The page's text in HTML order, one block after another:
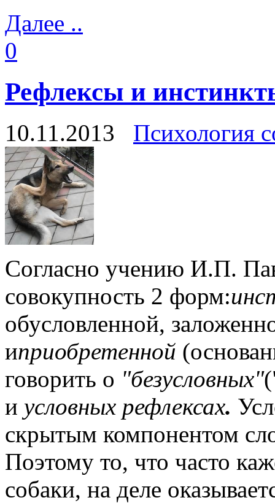
Далее ..
0
Рефлексы и
10.11.2013 Психология
Согласно учению И.П.
совокупность 2 форм:
обусловленной,
иприобретенной
говорить о "безусловных"
и условных рефлексах.
скрытым компонентом
Поэтому то, что часто
собаки, на деле